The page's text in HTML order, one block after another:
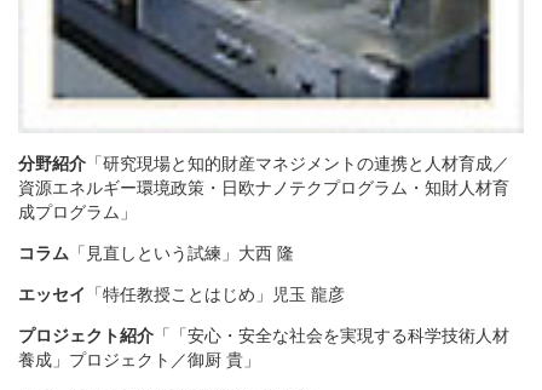
分野紹介 「研究現場と知的財産マネジメントの連携と人材育成／
資源エネルギー環境政策・日欧ナノテクプログラム・知財人材育
成プログラム」
コラム 「見直しという試練」大西 隆
エッセイ 「特任教授ことはじめ」児玉 龍彦
プロジェクト紹介 「「安心・安全な社会を実現する科学技術人材
養成」プロジェクト／御厨 貴」